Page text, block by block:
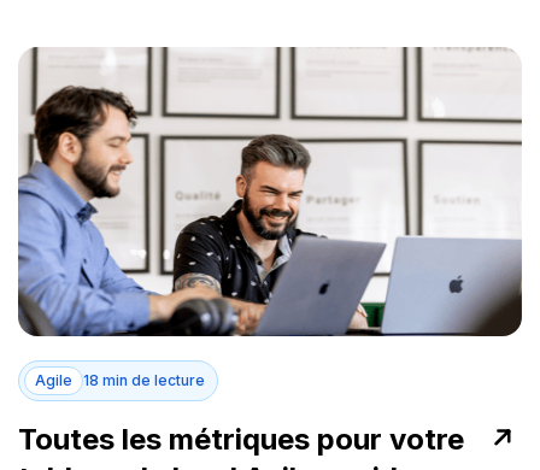
Agile 18 min de lecture
Toutes les métriques pour votre